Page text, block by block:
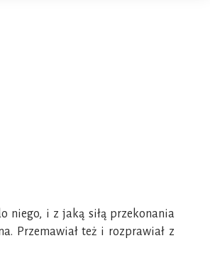
niego, i z jaką siłą przekonania
Przemawiał też i rozprawiał z